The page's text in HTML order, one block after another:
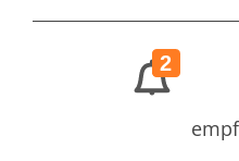
2